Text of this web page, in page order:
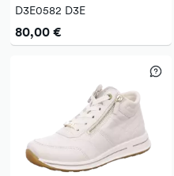
D3E0582 D3E
80,00 €